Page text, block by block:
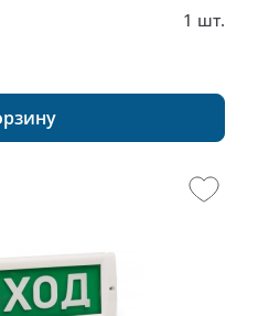
1 шт.